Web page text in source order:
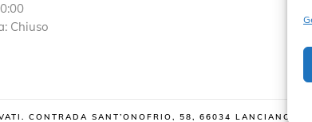
Chiuso
CONTRADA SANT’ONOFRIO, 58, 66034 LANCIANO